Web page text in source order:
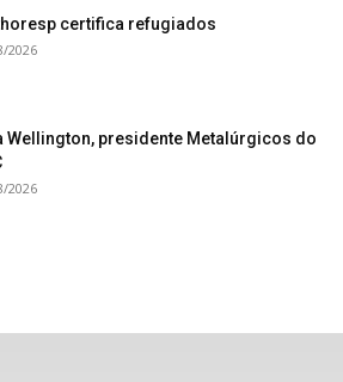
certifica refugiados
2026
Wellington, presidente Metalúrgicos do
2026